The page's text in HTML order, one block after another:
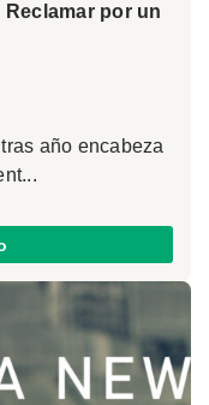
por un
año encabeza